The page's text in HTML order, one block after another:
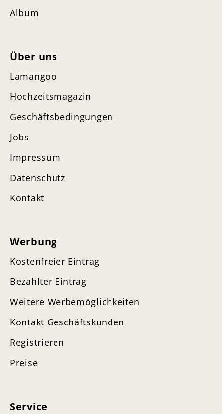
Album
Über uns
Lamangoo
Hochzeitsmagazin
Geschäftsbedingungen
Jobs
Impressum
Datenschutz
Kontakt
Werbung
Kostenfreier Eintrag
Bezahlter Eintrag
Weitere Werbemöglichkeiten
Kontakt Geschäftskunden
Registrieren
Preise
Service